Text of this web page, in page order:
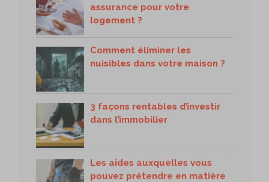
assurance pour votre
logement ?
Comment éliminer les
nuisibles dans votre maison ?
3 façons rentables d’investir
dans l’immobilier
Les aides auxquelles vous
pouvez prétendre en matière